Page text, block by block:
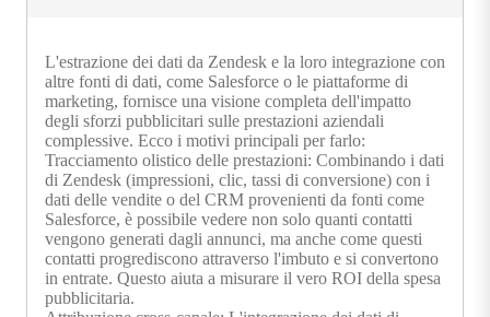
L'estrazione dei dati da Zendesk e la loro integrazione con
altre fonti di dati, come Salesforce o le piattaforme di
marketing, fornisce una visione completa dell'impatto
degli sforzi pubblicitari sulle prestazioni aziendali
complessive. Ecco i motivi principali per farlo:
Tracciamento olistico delle prestazioni: Combinando i dati
di Zendesk (impressioni, clic, tassi di conversione) con i
dati delle vendite o del CRM provenienti da fonti come
Salesforce, è possibile vedere non solo quanti contatti
vengono generati dagli annunci, ma anche come questi
contatti progrediscono attraverso l'imbuto e si convertono
in entrate. Questo aiuta a misurare il vero ROI della spesa
pubblicitaria.